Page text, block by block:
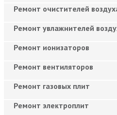
Ремонт очистителей
Ремонт увлажнителей
Ремонт ионизаторов
Ремонт вентиляторов
Ремонт газовых плит
Ремонт электроплит